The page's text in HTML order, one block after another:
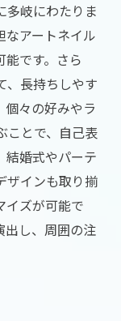
多岐にわたりま
なアートネイル
能です。さら
、長持ちしやす
個々の好みやラ
ことで、自己表
結婚式やパーテ
ザインも取り揃
イズが可能で
出し、周囲の注